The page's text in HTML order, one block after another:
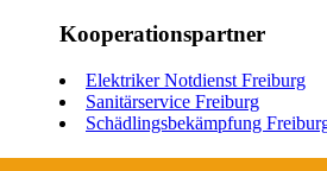
Kooperationspartner
Elektriker Notdienst Freiburg
Sanitärservice Freiburg
Schädlingsbekämpfung